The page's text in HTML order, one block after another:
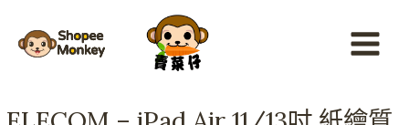
content
Menu